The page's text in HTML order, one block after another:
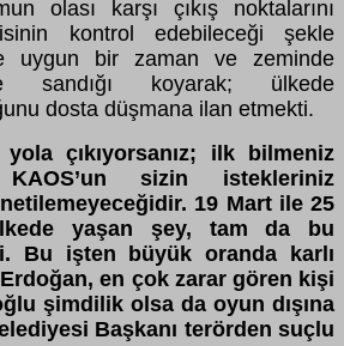
olası karşı çıkış noktalarını
kontrol edebileceği şekle
uygun bir zaman ve zeminde
sandığı koyarak; ülkede
dosta düşmana ilan etmekti.
çıkıyorsanız; ilk bilmeniz
sizin istekleriniz
19 Mart ile 25
yaşan şey, tam da bu
Bu işten büyük oranda karlı
Erdoğan, en çok zarar gören kişi
şimdilik olsa da oyun dışına
Başkanı terörden suçlu